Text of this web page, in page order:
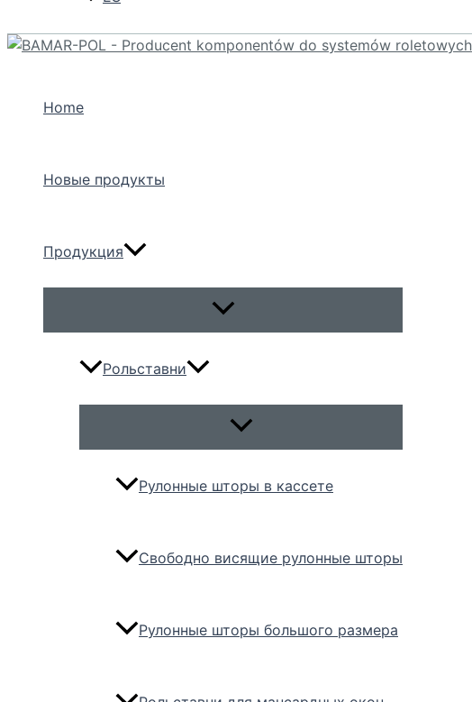
Home
Новые продукты
Продукция
Переключатель
Рольставни
Переключатель
Рулонные шторы в кассете
Свободно висящие рулонные шторы
Рулонные шторы большого размера